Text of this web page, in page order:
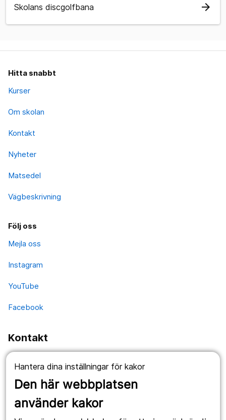
Hantera dina inställningar för kakor
Den här webbplatsen
använder kakor
Skolans discgolfbana arrow_forward
Hitta snabbt
Kurser
Om skolan
Kontakt
Nyheter
Matsedel
Vägbeskrivning
Följ oss
Mejla oss
Instagram
YouTube
Facebook
Kontakt
Fellingsbro:
Fellingsbro folkhögskola
Postadress: Box 4